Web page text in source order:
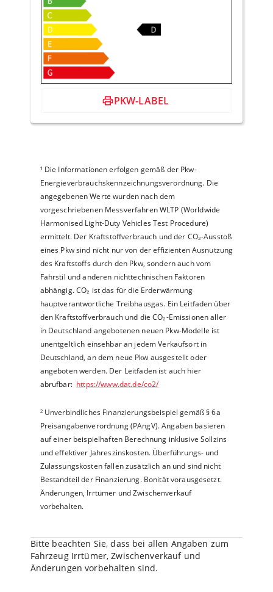
PKW-LABEL
¹ Die Informationen erfolgen gemäß der Pkw-
Energieverbrauchskennzeichnungsverordnung. Die
angegebenen Werte wurden nach dem
vorgeschriebenen Messverfahren WLTP (Worldwide
Harmonised Light-Duty Vehicles Test Procedure)
ermittelt. Der Kraftstoffverbrauch und der CO₂-Ausstoß
eines Pkw sind nicht nur von der effizienten Ausnutzung
des Kraftstoffs durch den Pkw, sondern auch vom
Fahrstil und anderen nichttechnischen Faktoren
abhängig. CO₂ ist das für die Erderwärmung
hauptverantwortliche Treibhausgas. Ein Leitfaden über
den Kraftstoffverbrauch und die CO₂-Emissionen aller
in Deutschland angebotenen neuen Pkw-Modelle ist
unentgeltlich einsehbar an jedem Verkaufsort in
Deutschland, an dem neue Pkw ausgestellt oder
angeboten werden. Der Leitfaden ist auch hier
abrufbar: https://www.dat.de/co2/
² Unverbindliches Finanzierungsbeispiel gemäß § 6a
Preisangabenverordnung (PAngV). Angaben basieren
auf einer beispielhaften Berechnung inklusive Sollzins
und effektiver Jahreszinskosten. Überführungs- und
Zulassungskosten fallen zusätzlich an und sind nicht
Bestandteil der Finanzierung. Bonität vorausgesetzt.
Änderungen, Irrtümer und Zwischenverkauf
vorbehalten.
Bitte beachten Sie, dass bei allen Angaben zum
Fahrzeug Irrtümer, Zwischenverkauf und
Änderungen vorbehalten sind.